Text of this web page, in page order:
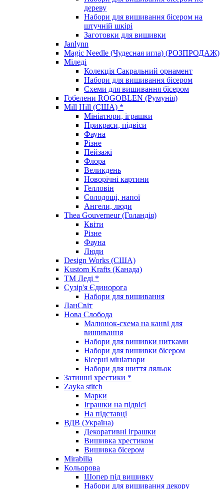
дереву
Набори для вишивання бісером на
штучній шкірі
Заготовки для вишивки
Janlynn
Magic Needle (Чудесная игла) (РОЗПРОДАЖ)
Міледі
Колекція Сакральний орнамент
Набори для вишивання бісером
Схеми для вишивання бісером
Гобелени ROGOBLEN (Румунія)
Mill Hill (США) *
Мініатюри, іграшки
Прикраси, підвіси
Фауна
Різне
Пейзажі
Флора
Великдень
Новорічні картини
Гелловін
Солодощі, напої
Ангели, люди
Thea Gouverneur (Голандія)
Квіти
Різне
Фауна
Люди
Design Works (США)
Kustom Krafts (Канада)
ТМ Леді *
Сузір'я Єдинорога
Набори для вишивання
ЛанСвіт
Нова Слобода
Малюнок-схема на канві для
вишивання
Набори для вишивки нитками
Набори для вишивки бісером
Бісерні мініатюри
Набори для шиття ляльок
Затишні хрестики *
Zayka stitch
Марки
Іграшки на підвісі
На підставці
ВДВ (Україна)
Декоративні іграшки
Вишивка хрестиком
Вишивка бісером
Mirabilia
Кольорова
Шопер під вишивку
Набори для вишивання декору